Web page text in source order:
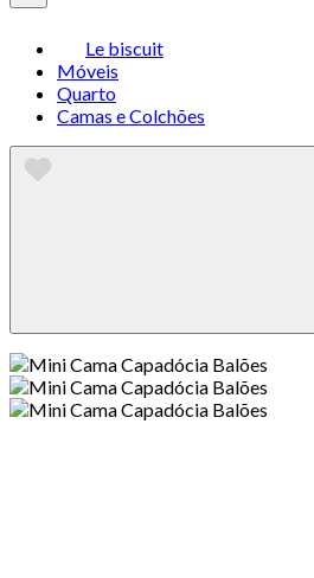
Le biscuit
Móveis
Quarto
Camas e Colchões